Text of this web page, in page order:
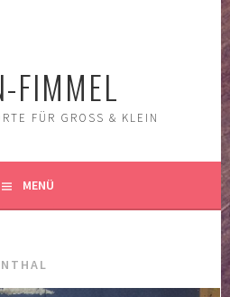
FIMMEL
FÜR GROSS & KLEIN
MENÜ